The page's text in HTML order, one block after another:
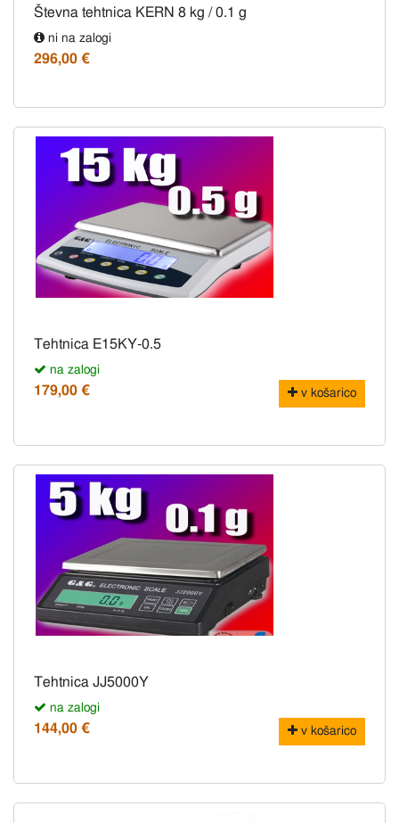
Števna tehtnica KERN 8 kg / 0.1 g
ni na zalogi
296,00 €
Tehtnica E15KY-0.5
na zalogi
179,00 € v košarico
Tehtnica JJ5000Y
na zalogi
144,00 € v košarico